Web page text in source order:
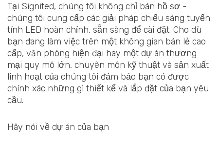
Tại Signited, chúng tôi không chỉ bán hồ sơ -
chúng tôi cung cấp các giải pháp chiếu sáng tuyến
tính LED hoàn chỉnh, sẵn sàng để cài đặt. Cho dù
bạn đang làm việc trên một không gian bán lẻ cao
cấp, văn phòng hiện đại hay một dự án thương
mại quy mô lớn, chuyên môn kỹ thuật và sản xuất
linh hoạt của chúng tôi đảm bảo bạn có được
chính xác những gì thiết kế và lắp đặt của bạn yêu
cầu.
Hãy nói về dự án của bạn